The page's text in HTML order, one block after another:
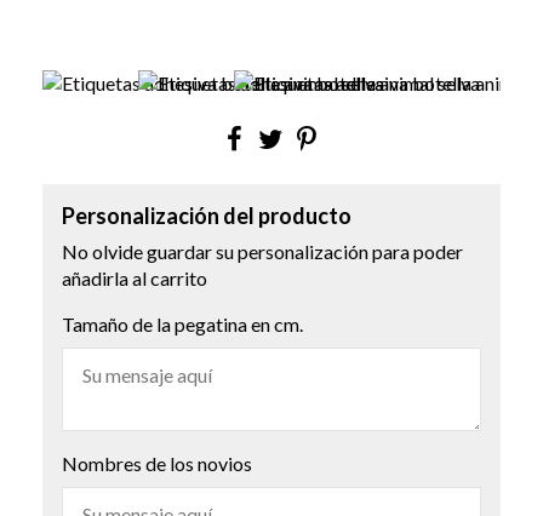
Personalización del producto
No olvide guardar su personalización para poder
añadirla al carrito
Tamaño de la pegatina en cm.
Nombres de los novios